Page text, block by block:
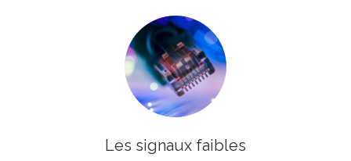
Les signaux faibles